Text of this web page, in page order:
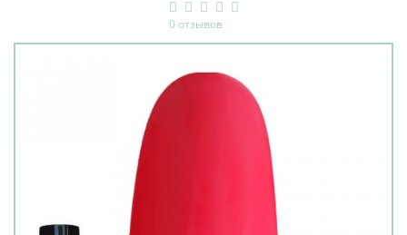
0 отзывов